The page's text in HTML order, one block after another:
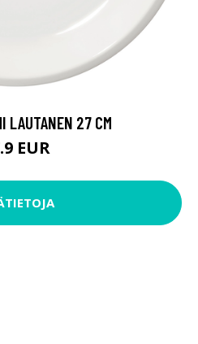
LAUTANEN 27 CM
EUR